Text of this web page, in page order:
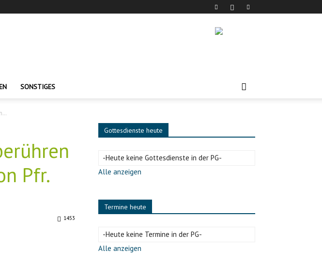
SONSTIGES
Pfr.
1453
Gottesdienste heute
-Heute keine Gottesdienste in der PG-
Alle anzeigen
Termine heute
-Heute keine Termine in der PG-
Alle anzeigen